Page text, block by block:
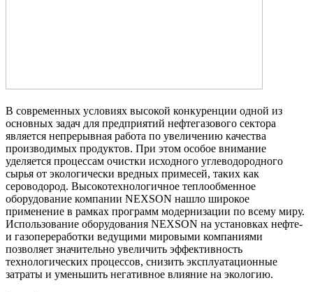
В современных условиях высокой конкуренции одной из
основных задач для предприятий нефтегазового сектора
является непрерывная работа по увеличению качества
производимых продуктов. При этом особое внимание
уделяется процессам очистки исходного углеводородного
сырья от экологически вредных примесей, таких как
сероводород. Высокотехнологичное теплообменное
оборудование компании NEXSON нашло широкое
применение в рамках программ модернизации по всему миру.
Использование оборудования NEXSON на установках нефте-
и газопереработки ведущими мировыми компаниями
позволяет значительно увеличить эффективность
технологических процессов, снизить эксплуатационные
затраты и уменьшить негативное влияние на экологию.